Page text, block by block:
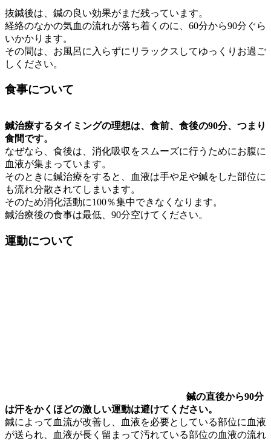
抜鍼後は、鍼の良い効果がまだ残っています。
経絡のなかの気血の流れが落ち着くのに、60分から90分ぐら
いかかります。
その間は、お風呂に入らずにリラックスしてゆっくりお過ご
しください。
食事について
鍼治療するタイミングの理想は、食前、食後の90分、つまり
食間です。
なぜなら、食後は、消化吸収をスムーズに行うためにお腹に
血液が集まっています。
そのときに鍼治療をすると、血液は手や足や鍼をした部位に
も流れ分散されてしまいます。
そのため消化活動に100％集中できなくなります。
鍼治療後の食事は最低、90分空けてください。
運動について
鍼の直後から90分
は汗をかくほどの激しい運動は避けてください。
鍼によって血流が改善し、血液を必要としている部位に血液
が送られ、血液が長く留まって汚れている部位の血液の流れ